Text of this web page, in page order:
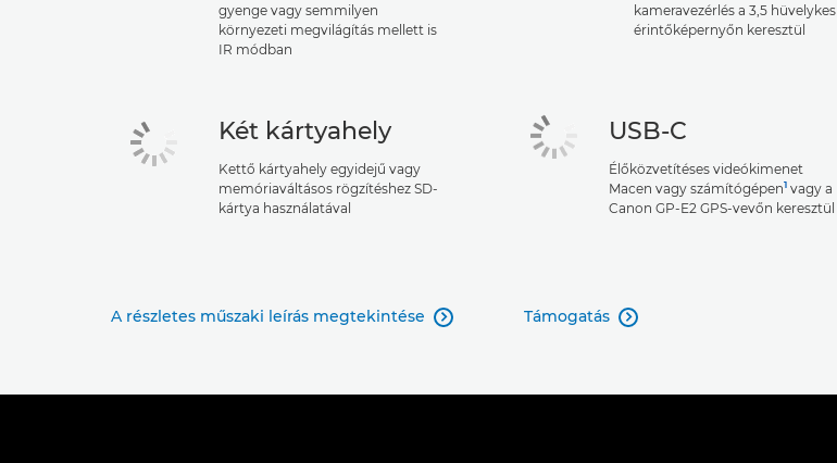
gyenge vagy semmilyen
környezeti megvilágítás mellett is
IR módban
kameravezérlés a 3,5 hüvelykes
érintőképernyőn keresztül
Két kártyahely
Kettő kártyahely egyidejű vagy
memóriaváltásos rögzítéshez SD-
kártya használatával
USB-C
Élőközvetítéses videókimenet
Macen vagy számítógépen1 vagy a
Canon GP-E2 GPS-vevőn keresztül
A részletes műszaki leírás megtekintése  Támogatás 